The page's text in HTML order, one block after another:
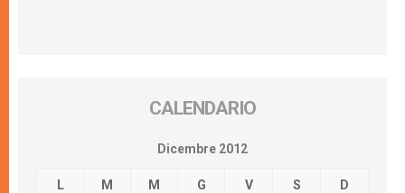
CALENDARIO
Dicembre 2012
L M M G V S D